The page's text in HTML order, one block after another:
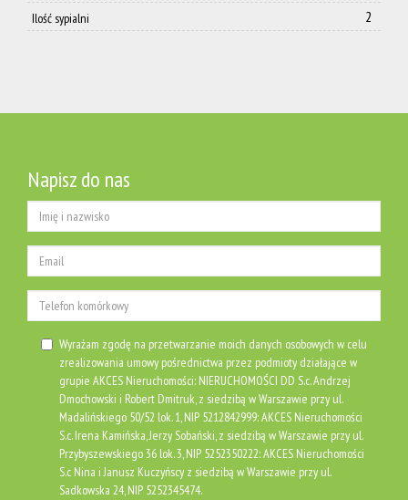
Ilość sypialni 2
Napisz do nas
Wyrażam zgodę na przetwarzanie moich danych osobowych w celu
zrealizowania umowy pośrednictwa przez podmioty działające w
grupie AKCES Nieruchomości: NIERUCHOMOŚCI DD S.c. Andrzej
Dmochowski i Robert Dmitruk, z siedzibą w Warszawie przy ul.
Madalińskiego 50/52 lok. 1, NIP 5212842999: AKCES Nieruchomości
S.c. Irena Kamińska, Jerzy Sobański, z siedzibą w Warszawie przy ul.
Przybyszewskiego 36 lok. 3, NIP 5252350222: AKCES Nieruchomości
S.c Nina i Janusz Kuczyńscy z siedzibą w Warszawie przy ul.
Sadkowska 24, NIP 5252345474.